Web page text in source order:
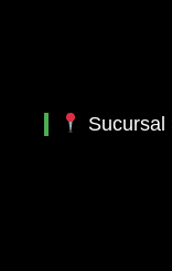
Sucursal